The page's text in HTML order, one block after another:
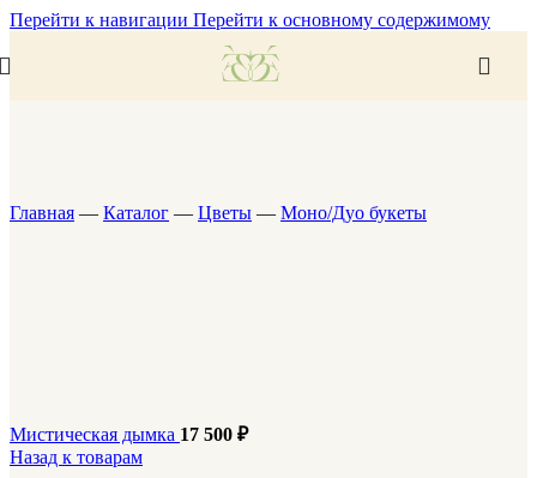
Перейти к навигации Перейти к основному содержимому
Главная — Каталог — Цветы — Моно/Дуо букеты
Мистическая дымка 17 500 ₽
Назад к товарам